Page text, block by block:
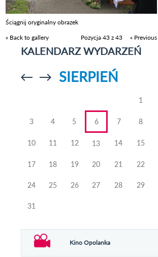
Ściągnij oryginalny obrazek
« Back to gallery
Pozycja 43 z 43 « Previous
KALENDARZ WYDARZEŃ
Przejdź doPrzejdź do
SIERPIEŃ
1
3 4 5 6 7 8
10 11 12 13 14 15
17 18 19 20 21 22
24 25 26 27 28 29
31
Kino Opolanka